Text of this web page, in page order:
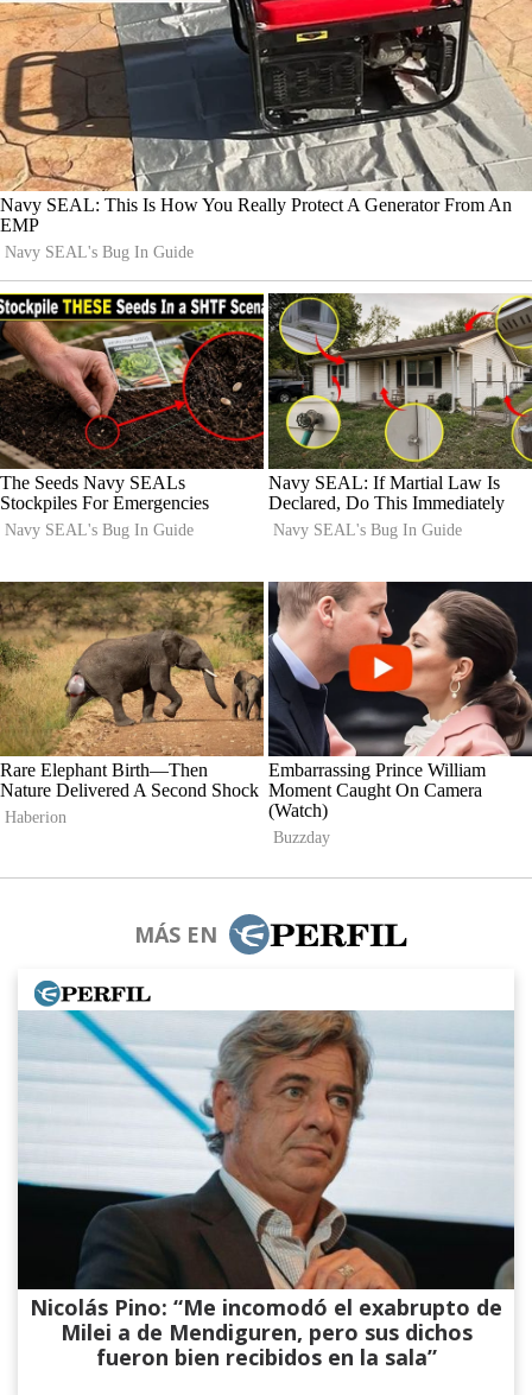
MÁS EN
Nicolás Pino: “Me incomodó el exabrupto de
Milei a de Mendiguren, pero sus dichos
fueron bien recibidos en la sala”